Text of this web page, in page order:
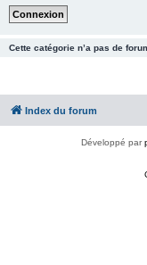
Cette catégorie n’a pas de
Index du forum
Développé par